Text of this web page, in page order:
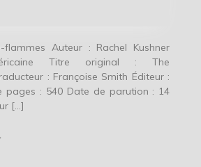
Auteur : Rachel Kushner
Titre original : The
: Françoise Smith Éditeur :
pages : 540 Date de parution : 14
[…]